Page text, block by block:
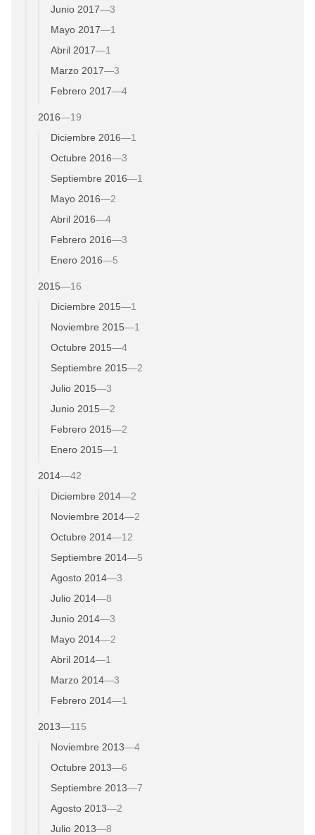
Junio 2017—3
Mayo 2017—1
Abril 2017—1
Marzo 2017—3
Febrero 2017—4
2016—19
Diciembre 2016—1
Octubre 2016—3
Septiembre 2016—1
Mayo 2016—2
Abril 2016—4
Febrero 2016—3
Enero 2016—5
2015—16
Diciembre 2015—1
Noviembre 2015—1
Octubre 2015—4
Septiembre 2015—2
Julio 2015—3
Junio 2015—2
Febrero 2015—2
Enero 2015—1
2014—42
Diciembre 2014—2
Noviembre 2014—2
Octubre 2014—12
Septiembre 2014—5
Agosto 2014—3
Julio 2014—8
Junio 2014—3
Mayo 2014—2
Abril 2014—1
Marzo 2014—3
Febrero 2014—1
2013—115
Noviembre 2013—4
Octubre 2013—6
Septiembre 2013—7
Agosto 2013—2
Julio 2013—8